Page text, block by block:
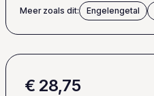
Meer zoals dit: Engelengetal
€ 28,75